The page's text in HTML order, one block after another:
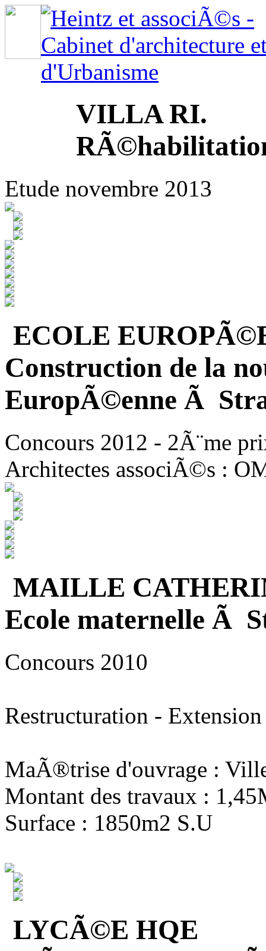
VILLA RI.
Etude novembre 2013
ECOLE
Construction de la
EuropÃ©enne Ã
Concours 2012 - 2Ã¨me
Architectes associÃ©s :
MAILLE
Ecole maternelle Ã
Concours 2010
Restructuration - Extension
MaÃ®trise d'ouvrage :
Montant des travaux :
Surface : 1850m2 S.U
LYCÃ©E HQE